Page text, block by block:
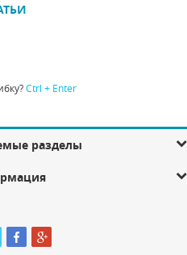
Ctrl + Enter
разделы